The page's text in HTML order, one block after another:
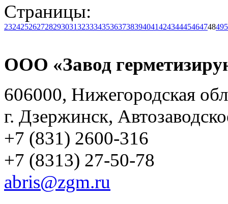
Страницы:
232425262728293031323334353637383940414243444546474849
ООО «Завод
606000, Нижегородская
г. Дзержинск,
+7 (831) 2600-316
+7 (8313) 27-50-78
abris@zgm.ru